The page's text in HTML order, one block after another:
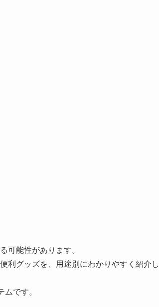
可能性があります。
利グッズを、用途別にわかりやすく紹介し
です。